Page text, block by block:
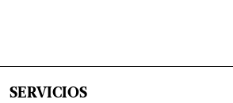
SERVICIOS